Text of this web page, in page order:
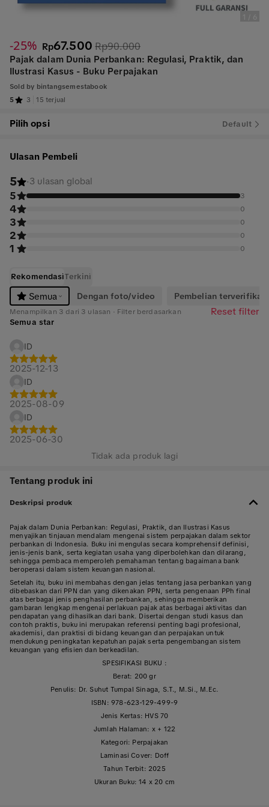
-25% Rp67.500 Rp90.000
Pajak dalam Dunia Perbankan: Regulasi, Praktik, dan
Ilustrasi Kasus - Buku Perpajakan
Sold by bintangsemestabook
5
3 15 terjual
Pilih opsi Default
Ulasan Pembeli
5 ·3 ulasan global
5 3
4 0
3 0
2 0
1 0
RekomendasiTerkini
Semua
Dengan foto/video Pembelian terverifikasi
Menampilkan 3 dari 3 ulasan · Filter berdasarkan Reset filter
Semua star
ID
2025-12-13
ID
2025-08-09
ID
2025-06-30
Tidak ada produk lagi
Tentang produk ini
Deskripsi produk
Pajak dalam Dunia Perbankan: Regulasi, Praktik, dan Ilustrasi Kasus
menyajikan tinjauan mendalam mengenai sistem perpajakan dalam sektor
perbankan di Indonesia. Buku ini mengulas secara komprehensif definisi,
jenis-jenis bank, serta kegiatan usaha yang diperbolehkan dan dilarang,
sehingga pembaca memperoleh pemahaman tentang bagaimana bank
beroperasi dalam sistem keuangan nasional.
Setelah itu, buku ini membahas dengan jelas tentang jasa perbankan yang
dibebaskan dari PPN dan yang dikenakan PPN, serta pengenaan PPh final
atas berbagai jenis penghasilan perbankan, sehingga memberikan
gambaran lengkap mengenai perlakuan pajak atas berbagai aktivitas dan
pendapatan yang dihasilkan dari bank. Disertai dengan studi kasus dan
contoh praktis, buku ini merupakan referensi penting bagi profesional,
akademisi, dan praktisi di bidang keuangan dan perpajakan untuk
mendukung peningkatan kepatuhan pajak serta pengembangan sistem
keuangan yang efisien dan berkeadilan.
SPESIFIKASI BUKU :
Berat: 200 gr
Penulis: Dr. Suhut Tumpal Sinaga, S.T., M.Si., M.Ec.
ISBN: 978-623-129-499-9
Jenis Kertas: HVS 70
Jumlah Halaman: x + 122
Kategori: Perpajakan
Laminasi Cover: Doff
Tahun Terbit: 2025
Ukuran Buku: 14 x 20 cm